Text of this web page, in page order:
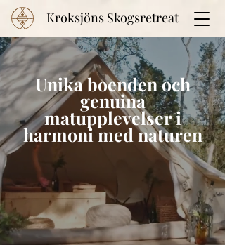
Kroksjöns Skogsretreat
Unika boenden och
genuina
matupplevelser i
harmoni med naturen